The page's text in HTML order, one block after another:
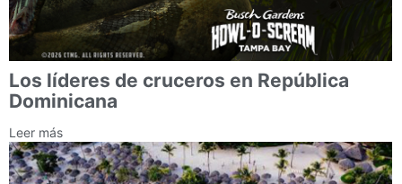
Los líderes de cruceros en República
Dominicana
Leer más